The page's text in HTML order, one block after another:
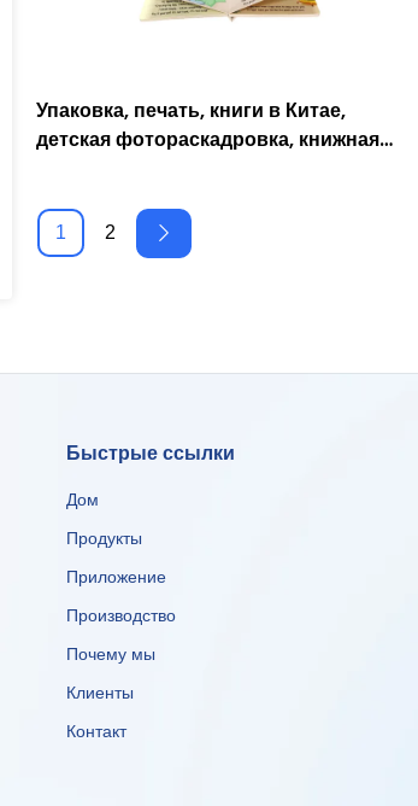
Упаковка, печать, книги в Китае,
детская фотораскадровка, книжная
1 2
Быстрые ссылки
Дом
Продукты
Приложение
Производство
Почему мы
Клиенты
Контакт